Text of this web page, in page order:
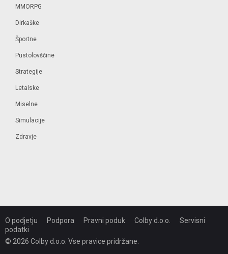
MMORPG
Dirkaške
Športne
Pustolovščine
Strategije
Letalske
Miselne
Simulacije
Zdravje
O podjetju Podpora Pravni poduk Colby d.o.o.
Servisni
podatki
© 2026 Colby d.o.o. Vse pravice pridržane.